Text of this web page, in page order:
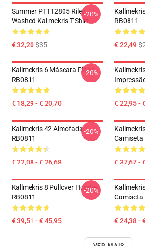
Summer PTTT2805 Riley
Washed Kallmekris T-Shirt
€ 32,20$35
-20%
RB0811
€ 22,49
Kallmekris 6 Máscara Plana
RB0811
€ 18,29 - € 20,70
-20%
€ 22,95 -
Kallmekris 42 Almofada
RB0811
€ 22,08 - € 26,68
-20%
Camiseta
€ 37,67 -
Kallmekris 8 Pullover Hoodie
RB0811
€ 39,51 - € 45,95
-20%
Camiseta
€ 24,38 -